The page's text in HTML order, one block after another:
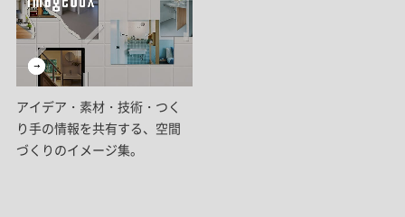
アイデア・素材・技術・つく
り手の情報を共有する、空間
づくりのイメージ集。